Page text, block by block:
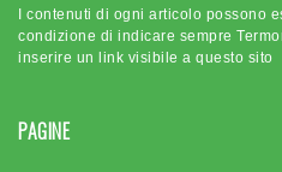
I contenuti di ogni articolo possono
condizione di indicare sempre
inserire un link visibile a questo sito
PAGINE